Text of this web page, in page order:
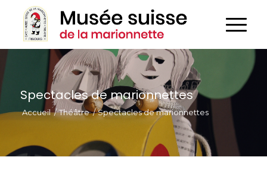
Spectacles de marionnettes
Accueil / Théâtre / Spectacles de marionnettes